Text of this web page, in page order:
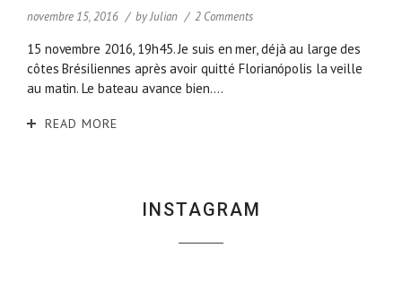
novembre 15, 2016 byJulian 2 Comments
15 novembre 2016, 19h45. Je suis en mer, déjà au large des
côtes Brésiliennes après avoir quitté Florianópolis la veille
au matin. Le bateau avance bien....
READ MORE
INSTAGRAM